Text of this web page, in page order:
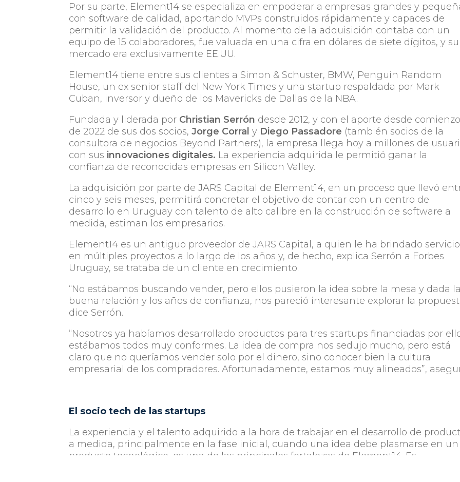
Por su parte, Element14 se especializa en empoderar a empresas grandes y
con software de calidad, aportando MVPs construidos rápidamente y capaces de
permitir la validación del producto. Al momento de la adquisición contaba con un
equipo de 15 colaboradores, fue valuada en una cifra en dólares de siete dígitos, y su
mercado era exclusivamente EE.UU.
Element14 tiene entre sus clientes a Simon & Schuster, BMW, Penguin Random
House, un ex senior staff del New York Times y una startup respaldada por Mark
Cuban, inversor y dueño de los Mavericks de Dallas de la NBA.
Fundada y liderada por Christian Serrón desde 2012, y con el aporte desde
de 2022 de sus dos socios,Jorge Corraly Diego Passadore (también socios de la
consultora de negocios Beyond Partners), la empresa llega hoy a millones de
con sus innovaciones digitales. La experiencia adquirida le permitió ganar la
confianza de reconocidas empresas en Silicon Valley.
La adquisición por parte de JARS Capital de Element14, en un proceso que llevó
cinco y seis meses, permitirá concretar el objetivo de contar con un centro de
desarrollo en Uruguay con talento de alto calibre en la construcción de software a
medida, estiman los empresarios.
Element14 es un antiguo proveedor de JARS Capital, a quien le ha brindado
en múltiples proyectos a lo largo de los años y, de hecho, explica Serrón a Forbes
Uruguay, se trataba de un cliente en crecimiento.
“No estábamos buscando vender, pero ellos pusieron la idea sobre la mesa y dada la
buena relación y los años de confianza, nos pareció interesante explorar la
dice Serrón.
“Nosotros ya habíamos desarrollado productos para tres startups financiadas por
estábamos todos muy conformes. La idea de compra nos sedujo mucho, pero está
claro que no queríamos vender solo por el dinero, sino conocer bien la cultura
empresarial de los compradores. Afortunadamente, estamos muy alineados”,
El socio tech de las startups
La experiencia y el talento adquirido a la hora de trabajar en el desarrollo de
a medida, principalmente en la fase inicial, cuando una idea debe plasmarse en un
producto tecnológico, es una de las principales fortalezas de Element14. Es